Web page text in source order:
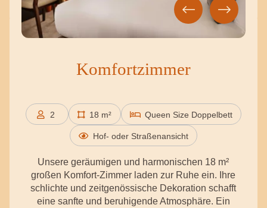
Komfortzimmer
2
Personen
18 m² Queen Size Doppelbett
Hof- oder Straßenansicht
Unsere geräumigen und harmonischen 18 m²
großen Komfort-Zimmer laden zur Ruhe ein. Ihre
schlichte und zeitgenössische Dekoration schafft
eine sanfte und beruhigende Atmosphäre. Ein